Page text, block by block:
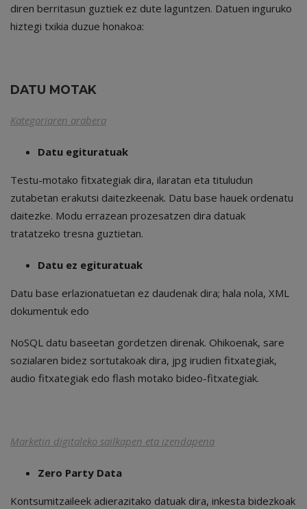
diren berritasun guztiek ez dute laguntzen. Datuen inguruko
hiztegi txikia duzue honakoa:
DATU MOTAK
Kategoriaren arabera
Datu egituratuak
Testu-motako fitxategiak dira, ilaratan eta tituludun
zutabetan erakutsi daitezkeenak. Datu base hauek ordenatu
daitezke. Modu errazean prozesatzen dira datuak
tratatzeko tresna guztietan.
Datu ez egituratuak
Datu base erlazionatuetan ez daudenak dira; hala nola, XML
dokumentuk edo
NoSQL datu baseetan gordetzen direnak. Ohikoenak, sare
sozialaren bidez sortutakoak dira, jpg irudien fitxategiak,
audio fitxategiak edo flash motako bideo-fitxategiak.
Marketin digitaleko sailkapen eta izendapena
Zero Party Data
Kontsumitzaileek adierazitako datuak dira, inkesta bidezkoak